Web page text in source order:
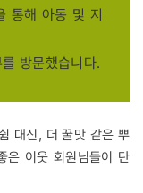
통해 아동 및 지
방문했습니다.
대신, 더 꿀맛 같은 뿌
은 이웃 회원님들이 탄